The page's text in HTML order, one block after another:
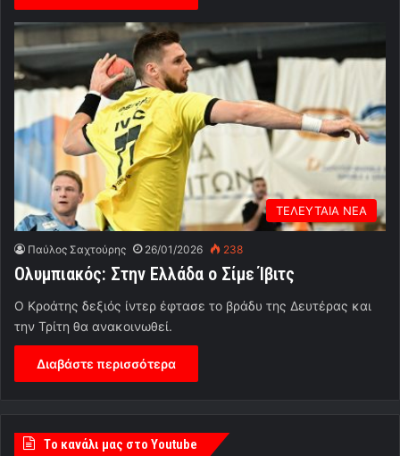
ΤΕΛΕΥΤΑΙΑ ΝΕΑ
Παύλος Σαχτούρης 26/01/2026 238
Ολυμπιακός: Στην Ελλάδα ο Σίμε Ίβιτς
Ο Κροάτης δεξιός ίντερ έφτασε το βράδυ της Δευτέρας και
την Τρίτη θα ανακοινωθεί.
Διαβάστε περισσότερα
Tο κανάλι μας στο Youtube